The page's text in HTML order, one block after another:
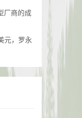
厂商的成
元，罗永